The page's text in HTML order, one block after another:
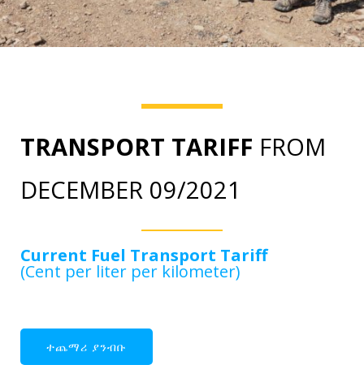
TRANSPORT TARIFF FROM
DECEMBER 09/2021
Current Fuel Transport Tariff
(Cent per liter per kilometer)
ተጨማሪ ያንብቡ